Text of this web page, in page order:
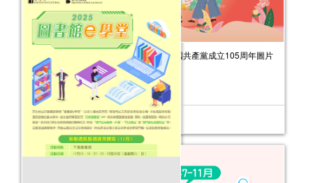
為了實現中華民族偉大復興——慶祝中國共產黨成立105周年圖片
展
活動日期：2026年07月31日
AI x 經典著作：多媒體創作工作坊
活動日期：2025年11月22日